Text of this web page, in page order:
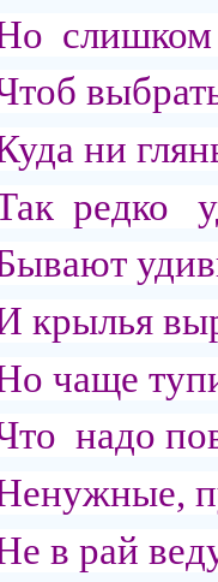
слишком
ни
редко
крылья
чаще
надо
в рай